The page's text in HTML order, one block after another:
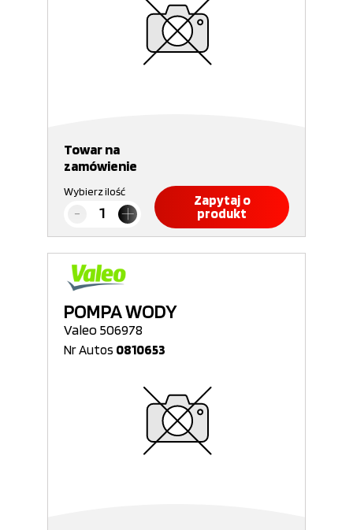
Towar na
zamówienie
Wybierz ilość
Zapytaj o
produkt
POMPA WODY
Valeo 506978
Nr Autos 0810653